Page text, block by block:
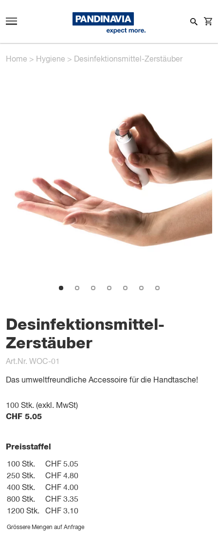
Home > Hygiene > Desinfektionsmittel-Zerstäuber
Desinfektionsmittel-
Zerstäuber
Art.Nr. WOC-01
Das umweltfreundliche Accessoire für die Handtasche!
100 Stk. (exkl. MwSt)
CHF 5.05
Preisstaffel
100 Stk.
CHF 5.05
250 Stk.
CHF 4.80
400 Stk.
CHF 4.00
800 Stk.
CHF 3.35
1200 Stk.
CHF 3.10
Grössere Mengen auf Anfrage